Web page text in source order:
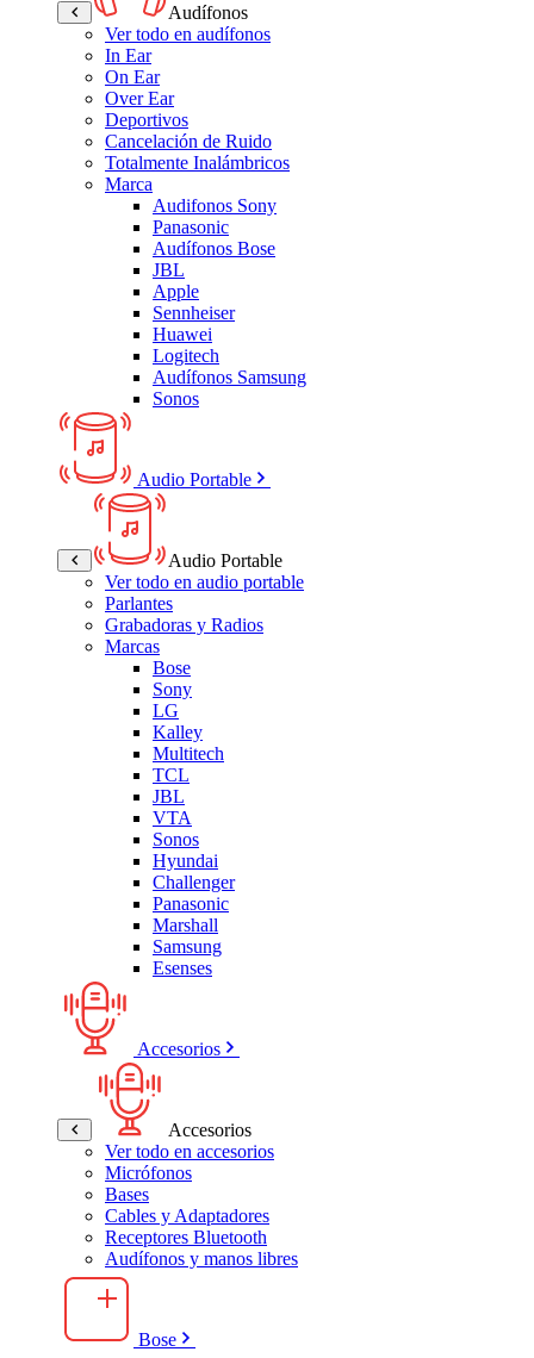
Audífonos
Ver todo en audífonos
In Ear
On Ear
Over Ear
Deportivos
Cancelación de Ruido
Totalmente Inalámbricos
Marca
Audifonos Sony
Panasonic
Audífonos Bose
JBL
Apple
Sennheiser
Huawei
Logitech
Audífonos Samsung
Sonos
Audio Portable
Audio Portable
Ver todo en audio portable
Parlantes
Grabadoras y Radios
Marcas
Bose
Sony
LG
Kalley
Multitech
TCL
JBL
VTA
Sonos
Hyundai
Challenger
Panasonic
Marshall
Samsung
Esenses
Accesorios
Accesorios
Ver todo en accesorios
Micrófonos
Bases
Cables y Adaptadores
Receptores Bluetooth
Audífonos y manos libres
Bose